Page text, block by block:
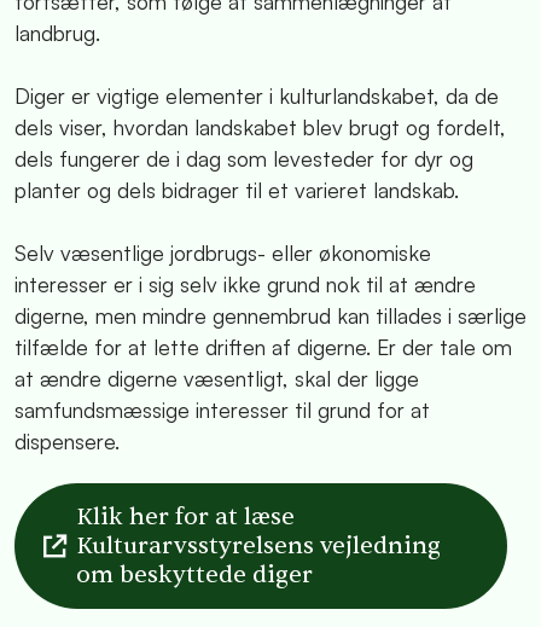
landbrug.
Diger er vigtige elementer i kulturlandskabet, da de
dels viser, hvordan landskabet blev brugt og fordelt,
dels fungerer de i dag som levesteder for dyr og
planter og dels bidrager til et varieret landskab.
Selv væsentlige jordbrugs- eller økonomiske
interesser er i sig selv ikke grund nok til at ændre
digerne, men mindre gennembrud kan tillades i særlige
tilfælde for at lette driften af digerne. Er der tale om
at ændre digerne væsentligt, skal der ligge
samfundsmæssige interesser til grund for at
dispensere.
Klik her for at læse
Kulturarvsstyrelsens vejledning
om beskyttede diger